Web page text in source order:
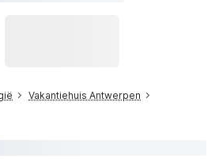
Vakantiehuis Antwerpen